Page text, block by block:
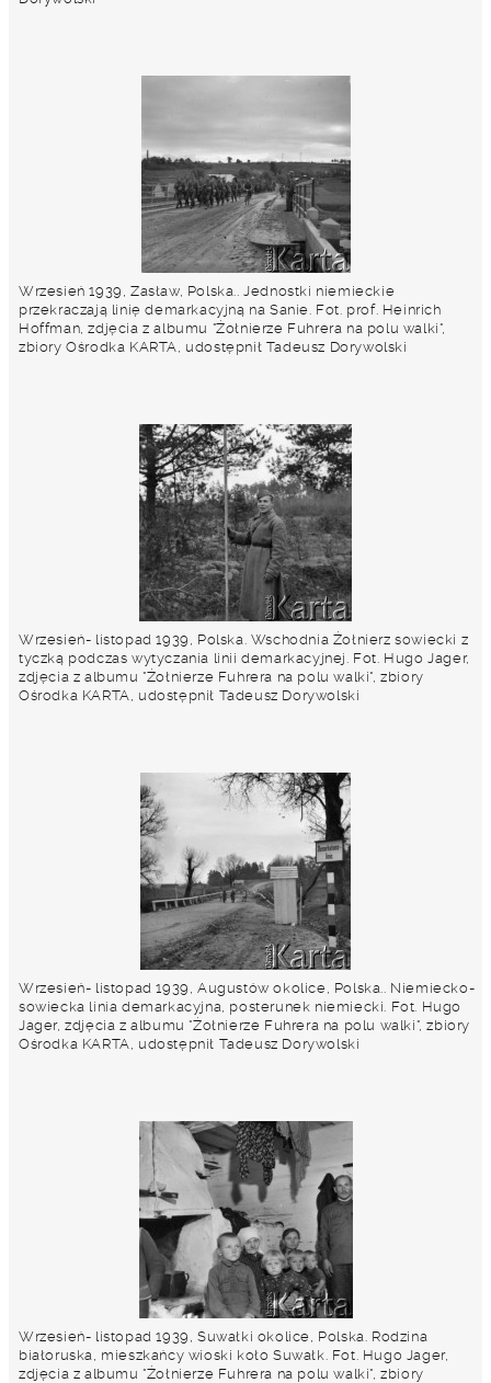
Wrzesień 1939, Zasław, Polska.. Jednostki niemieckie
przekraczają linię demarkacyjną na Sanie. Fot. prof. Heinrich
Hoffman, zdjęcia z albumu "Żołnierze Fuhrera na polu walki",
zbiory Ośrodka KARTA, udostępnił Tadeusz Dorywolski
Wrzesień- listopad 1939, Polska. Wschodnia Żołnierz sowiecki z
tyczką podczas wytyczania linii demarkacyjnej. Fot. Hugo Jager,
zdjęcia z albumu "Żołnierze Fuhrera na polu walki", zbiory
Ośrodka KARTA, udostępnił Tadeusz Dorywolski
Wrzesień- listopad 1939, Augustów okolice, Polska.. Niemiecko-
sowiecka linia demarkacyjna, posterunek niemiecki. Fot. Hugo
Jager, zdjęcia z albumu "Żołnierze Fuhrera na polu walki", zbiory
Ośrodka KARTA, udostępnił Tadeusz Dorywolski
Wrzesień- listopad 1939, Suwałki okolice, Polska. Rodzina
białoruska, mieszkańcy wioski koło Suwałk. Fot. Hugo Jager,
zdjęcia z albumu "Żołnierze Fuhrera na polu walki", zbiory